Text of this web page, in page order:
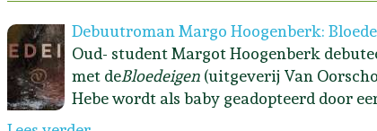
Debuutroman Margo Hoogenberk:
Oud- student Margot Hoogenberk
met deBloedeigen (uitgeverij Van
Hebe wordt als baby geadopteerd door